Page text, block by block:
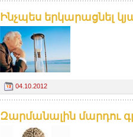
Ինչպես երկարացնել
04.10.2012
Զարմանալին մարդու